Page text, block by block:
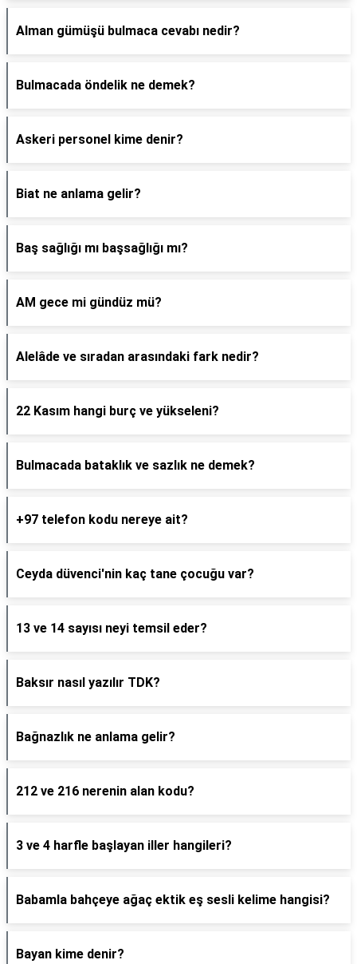
Alman gümüşü bulmaca cevabı nedir?
Bulmacada öndelik ne demek?
Askeri personel kime denir?
Biat ne anlama gelir?
Baş sağlığı mı başsağlığı mı?
AM gece mi gündüz mü?
Alelâde ve sıradan arasındaki fark nedir?
22 Kasım hangi burç ve yükseleni?
Bulmacada bataklık ve sazlık ne demek?
+97 telefon kodu nereye ait?
Ceyda düvenci'nin kaç tane çocuğu var?
13 ve 14 sayısı neyi temsil eder?
Baksır nasıl yazılır TDK?
Bağnazlık ne anlama gelir?
212 ve 216 nerenin alan kodu?
3 ve 4 harfle başlayan iller hangileri?
Babamla bahçeye ağaç ektik eş sesli kelime hangisi?
Bayan kime denir?